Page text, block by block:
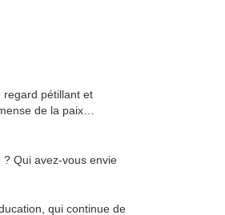
pétillant et
de la paix…
Qui avez-vous envie
qui continue de